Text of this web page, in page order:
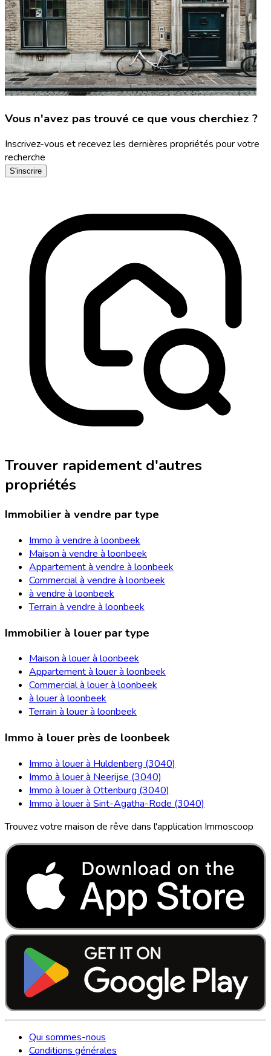
Vous n'avez pas trouvé ce que vous cherchiez ?
Inscrivez-vous et recevez les dernières propriétés pour votre
recherche
S'inscrire
Trouver rapidement d'autres
propriétés
Immobilier à vendre par type
Immo à vendre à loonbeek
Maison à vendre à loonbeek
Appartement à vendre à loonbeek
Commercial à vendre à loonbeek
à vendre à loonbeek
Terrain à vendre à loonbeek
Immobilier à louer par type
Maison à louer à loonbeek
Appartement à louer à loonbeek
Commercial à louer à loonbeek
à louer à loonbeek
Terrain à louer à loonbeek
Immo à louer près de loonbeek
Immo à louer à Huldenberg (3040)
Immo à louer à Neerijse (3040)
Immo à louer à Ottenburg (3040)
Immo à louer à Sint-Agatha-Rode (3040)
Trouvez votre maison de rêve dans l'application Immoscoop
Qui sommes-nous
Conditions générales